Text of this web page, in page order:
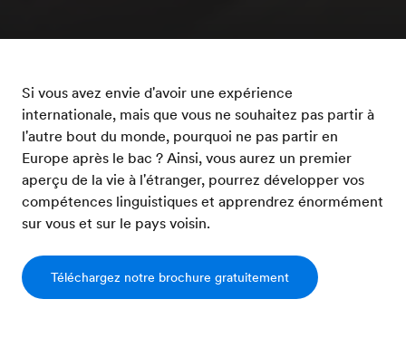
Si vous avez envie d'avoir une expérience
internationale, mais que vous ne souhaitez pas partir à
l'autre bout du monde, pourquoi ne pas partir en
Europe après le bac ? Ainsi, vous aurez un premier
aperçu de la vie à l'étranger, pourrez développer vos
compétences linguistiques et apprendrez énormément
sur vous et sur le pays voisin.
Téléchargez notre brochure gratuitement